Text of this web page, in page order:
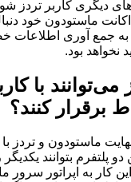
دیگری کاربر تردز
ماستودون خود
به جمع آوری
نخواهد بود.
می‌توانند با
برقرار کنند؟
ماستودون و تردز
پلتفرم بتوانند یکدیگر
کار به اپراتور سرور